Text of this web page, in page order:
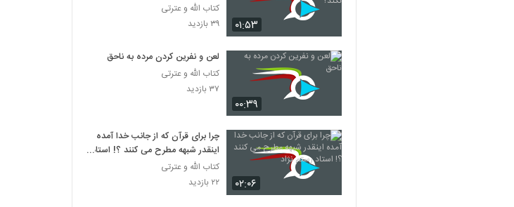
۰۱:۵۳
کتاب الله و عترتی
۳۹ بازدید
۰۰:۳۹
لعن و نفرين کردن مرده به ناحق
کتاب الله و عترتی
۳۷ بازدید
۰۲:۰۶
چرا برای قرآن که از جانب خدا آمده
اینقدر شبهه مطرح می کنند ؟! استاد
رستم نژاد
کتاب الله و عترتی
۲۲ بازدید